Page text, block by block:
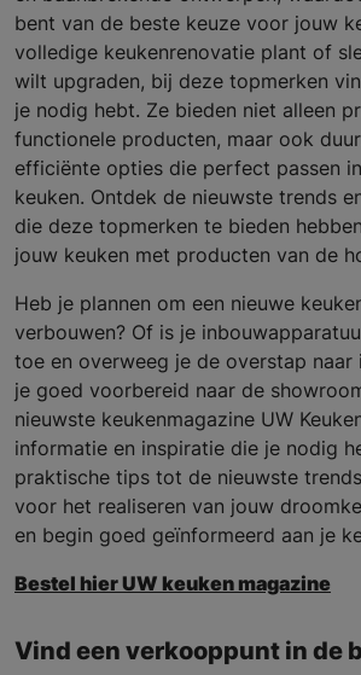
bent van de beste keuze voor jouw
volledige keukenrenovatie plant of
wilt upgraden, bij deze topmerken
je nodig hebt. Ze bieden niet alleen
functionele producten, maar ook
efficiënte opties die perfect passen
keuken. Ontdek de nieuwste trends
die deze topmerken te bieden
jouw keuken met producten van de
Heb je plannen om een nieuwe
verbouwen? Of is je
toe en overweeg je de overstap naar
je goed voorbereid naar de
nieuwste keukenmagazine UW
informatie en inspiratie die je nodig
praktische tips tot de nieuwste
voor het realiseren van jouw
en begin goed geïnformeerd aan je
Bestel hier UW keuken magazine
Vind een verkooppunt in de